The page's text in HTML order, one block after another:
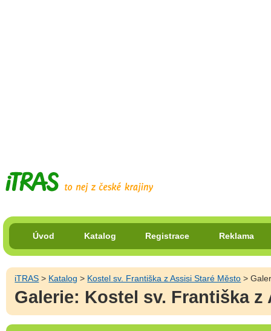
Úvod Katalog Registrace Reklama
iTRAS > Katalog > Kostel sv. Františka z Assisi Staré Město >
Galerie: Kostel sv. Františka z